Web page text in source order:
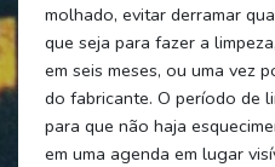
molhado, evitar derramar
que seja para fazer a
em seis meses, ou uma vez
do fabricante. O período de
para que não haja
em uma agenda em lugar